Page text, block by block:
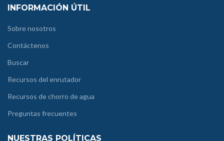
INFORMACIÓN ÚTIL
Sobre nosotros
Contáctenos
Buscar
Recursos del enrutador
Recursos de chorro de agua
Preguntas frecuentes
NUESTRAS POLÍTICAS